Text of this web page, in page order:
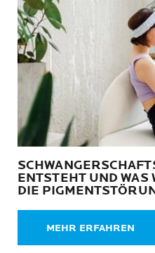
ENTSTEHT UND WAS
DIE
MEHR ERFAHREN